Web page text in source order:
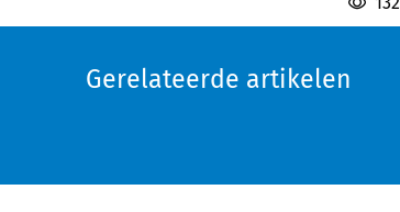
Gerelateerde artikelen